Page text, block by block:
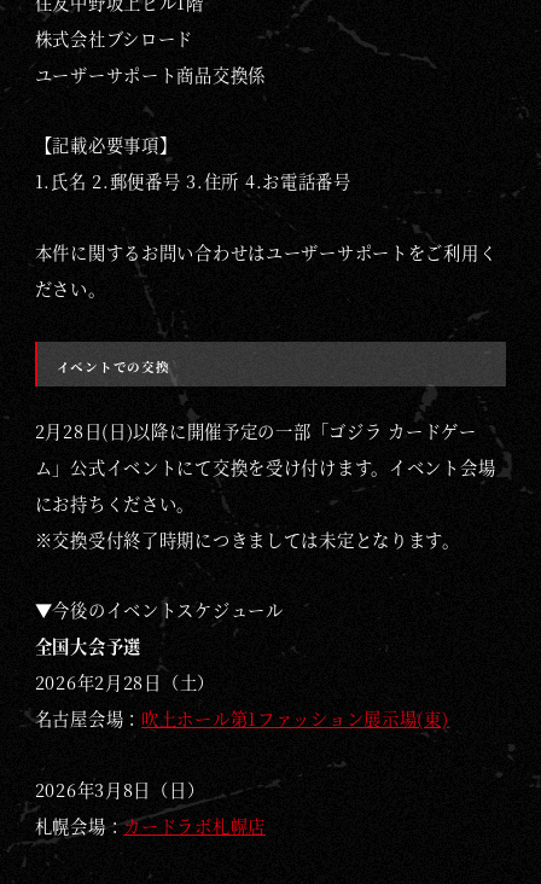
株式会社ブシロード
ユーザーサポート商品交換係
【記載必要事項】
1.氏名 2.郵便番号 3.住所 4.お電話番号
本件に関するお問い合わせはユーザーサポートをご利用く
ださい。
イベントでの交換
2月28日(日)以降に開催予定の一部「ゴジラ カードゲー
ム」公式イベントにて交換を受け付けます。イベント会場
にお持ちください。
※交換受付終了時期につきましては未定となります。
▼今後のイベントスケジュール
全国大会予選
2026年2月28日（土）
名古屋会場： 吹上ホール第1ファッション展示場(東)
2026年3月8日（日）
札幌会場：カードラボ札幌店